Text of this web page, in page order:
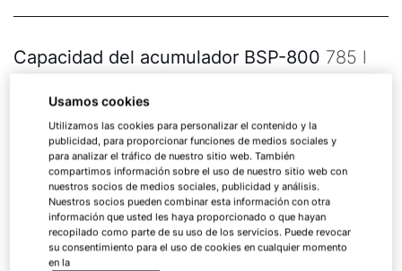
Capacidad del acumulador BSP-800 785 l
Capacidad del acumulador BSP-1000
Diámetro con aislamiento térmico1000 mm
Usamos cookies
Utilizamos las cookies para personalizar el contenido y la
publicidad, para proporcionar funciones de medios sociales y
para analizar el tráfico de nuestro sitio web. También
compartimos información sobre el uso de nuestro sitio web con
nuestros socios de medios sociales, publicidad y análisis.
Nuestros socios pueden combinar esta información con otra
información que usted les haya proporcionado o que hayan
recopilado como parte de su uso de los servicios. Puede revocar
su consentimiento para el uso de cookies en cualquier momento
en la